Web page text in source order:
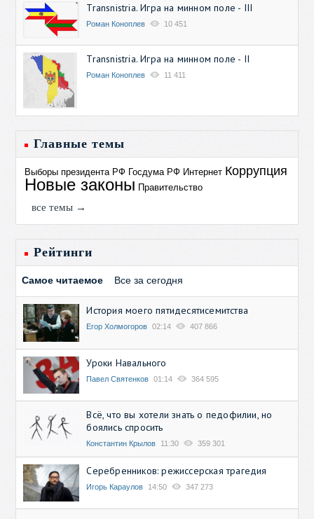
Transnistria. Игра на минном поле - III
Роман Коноплев 10 451
Transnistria. Игра на минном поле - II
Роман Коноплев 11 411
Главные темы
Выборы президента РФ Госдума РФ Интернет Коррупция
Новые законы Правительство
все темы →
Рейтинги
Самое читаемое Все за сегодня
История моего пятидесятисемитства
Егор Холмогоров 02:14 407 866
Уроки Навального
Павел Святенков 01:14 364 595
Всё, что вы хотели знать о педофилии, но
боялись спросить
Константин Крылов 11:30 359 301
Серебренников: режиссерская трагедия
Игорь Караулов 14:50 347 273